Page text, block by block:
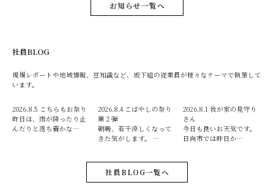
お知らせ一覧へ
社員BLOG
現場レポートや地域情報、豆知識など、坂下組の従業員が様々なテーマで執筆して
います。
2026.8.5 こちらもお祭り
昨日は、雨が降ったり止
んだりと落ち着かな…
2026.8.4 こばやしの祭り
第２弾
朝晩、若干涼しくなって
きた気がします。 …
2026.8.1 我が家の見守り
さん
今日も良いお天気です。
日向市では昨日か…
社員BLOG一覧へ